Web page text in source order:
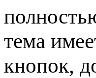
тема
кнопок,